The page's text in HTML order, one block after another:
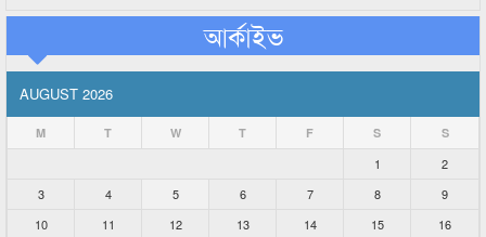
আর্কাইভ
AUGUST 2026
M T W T F S S
1
2
3
4 5 6 7 8
9
10
11 12 13 14 15
16